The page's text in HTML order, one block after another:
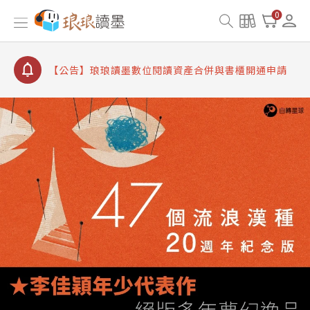
0
【公告】8/10、8/13 行動網路降速演練提醒
【公告】琅琅讀墨數位閱讀資產合併與書櫃開通申請
【公告】琅琅讀墨書櫃開通常見問題
請圖文教學
【公告】琅琅書店服務升級重要說明及資產合併結果
查詢
【公告】8/10、8/13 行動網路降速演練提醒